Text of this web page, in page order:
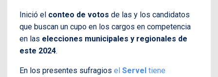
Inició el conteo de votos de las y los candidatos
que buscan un cupo en los cargos en competencia
en las elecciones municipales y regionales de
este 2024.
En los presentes sufragios el Servel tiene